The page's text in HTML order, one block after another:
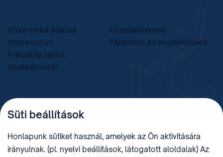
Közérdekű adatok
Közadatkereső
Impresszum
Panaszok és bejelentések
Frecskay János
Szakkönyvtár
TELEFON
+36 (1) 312 4400
sztnh@hipo.gov.hu 15311746-2-42
CÍM HIVATAL RÖVID NEVE
Süti beállítások
Honlapunk sütiket használ, amelyek az Ön aktivitására
irányulnak. (pl. nyelvi beállítások, látogatott aloldalak) Az